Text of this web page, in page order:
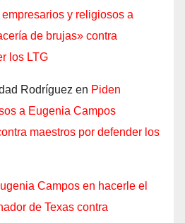
empresarios y religiosos a
de brujas» contra
los LTG
Rodríguez en Piden
a Eugenia Campos
maestros por defender los
Campos en hacerle el
de Texas contra